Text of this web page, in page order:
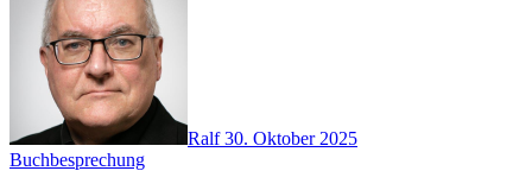
Ralf30. Oktober 2025
Buchbesprechung